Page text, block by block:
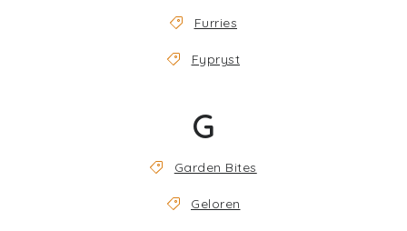
Furries
Fypryst
G
Garden Bites
Geloren